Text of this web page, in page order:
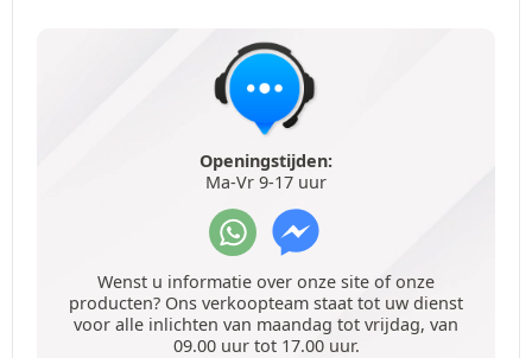
Openingstijden:
Ma-Vr 9-17 uur
Wenst u informatie over onze site of onze
producten? Ons verkoopteam staat tot uw dienst
voor alle inlichten van maandag tot vrijdag, van
09.00 uur tot 17.00 uur.